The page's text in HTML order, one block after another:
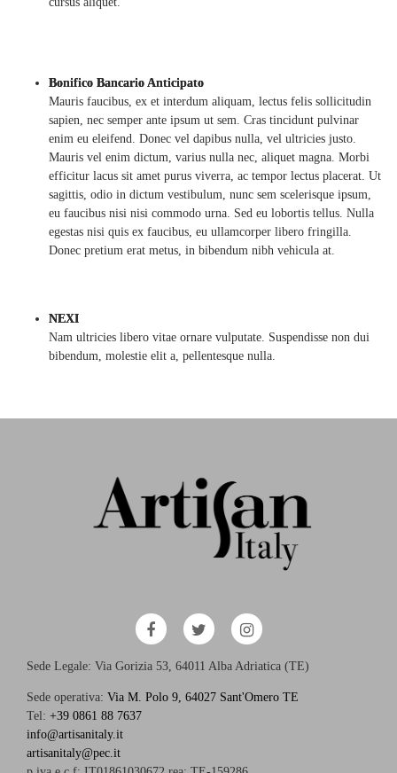
Bonifico Bancario Anticipato
Mauris faucibus, ex et interdum aliquam, lectus felis sollicitudin
sapien, nec semper ante ipsum ut sem. Cras tincidunt pulvinar
enim eu eleifend. Donec vel dapibus nulla, vel ultricies justo.
Mauris vel enim dictum, varius nulla nec, aliquet magna. Morbi
efficitur lacus sit amet purus viverra, ac tempor lectus placerat. Ut
sagittis, odio in dictum vestibulum, nunc sem scelerisque ipsum,
eu faucibus nisi nisi commodo urna. Sed eu lobortis tellus. Nulla
egestas nisi quis ex faucibus, eu ullamcorper libero fringilla.
Donec pretium erat metus, in bibendum nibh vehicula at.
NEXI
Nam ultricies libero vitae ornare vulputate. Suspendisse non dui
bibendum, molestie elit a, pellentesque nulla.
Sede Legale: Via Gorizia 53, 64011 Alba Adriatica (TE)
Sede operativa: Via M. Polo 9, 64027 Sant'Omero TE
Tel: +39 0861 88 7637
info@artisanitaly.it
artisanitaly@pec.it